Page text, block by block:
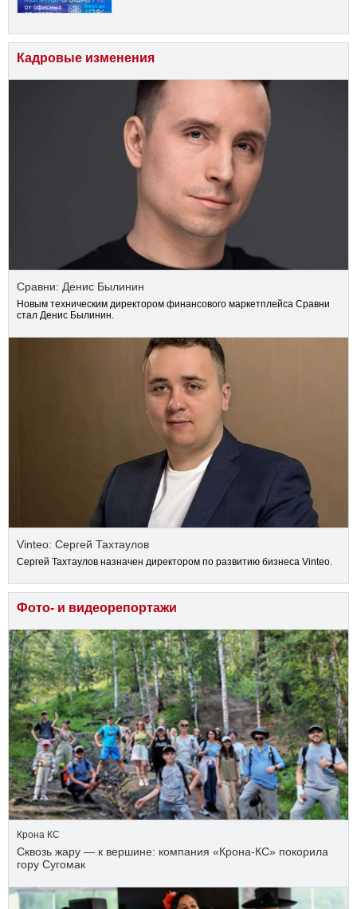
Кадровые изменения
Сравни: Денис Былинин
Новым техническим директором финансового маркетплейса Сравни
стал Денис Былинин.
Vinteo: Сергей Тахтаулов
Сергей Тахтаулов назначен директором по развитию бизнеса Vinteo.
Фото- и видеорепортажи
Крона КС
Сквозь жару — к вершине: компания «Крона‑КС» покорила
гору Сугомак